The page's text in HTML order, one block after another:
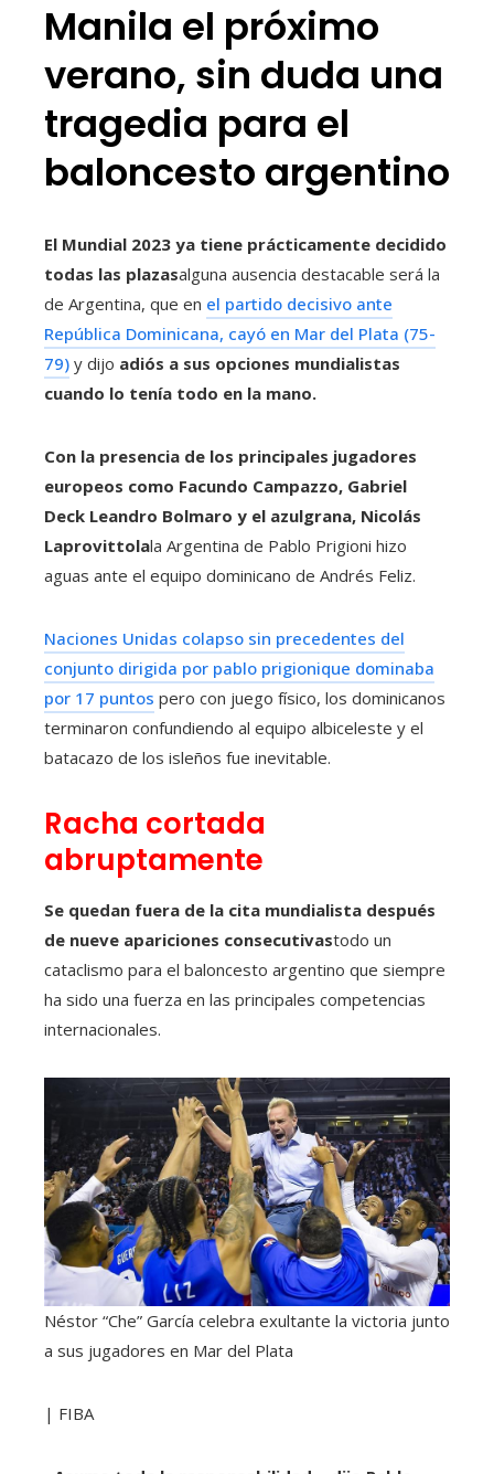
Manila el próximo
verano, sin duda una
tragedia para el
baloncesto argentino
El Mundial 2023 ya tiene prácticamente decidido
todas las plazasalguna ausencia destacable será la
de Argentina, que en el partido decisivo ante
República Dominicana, cayó en Mar del Plata (75-
79) y dijo adiós a sus opciones mundialistas
cuando lo tenía todo en la mano.
Con la presencia de los principales jugadores
europeos como Facundo Campazzo, Gabriel
Deck Leandro Bolmaro y el azulgrana, Nicolás
Laprovittolala Argentina de Pablo Prigioni hizo
aguas ante el equipo dominicano de Andrés Feliz.
Naciones Unidas colapso sin precedentes del
conjunto dirigida por pablo prigionique dominaba
por 17 puntos pero con juego físico, los dominicanos
terminaron confundiendo al equipo albiceleste y el
batacazo de los isleños fue inevitable.
Racha cortada
abruptamente
Se quedan fuera de la cita mundialista después
de nueve apariciones consecutivastodo un
cataclismo para el baloncesto argentino que siempre
ha sido una fuerza en las principales competencias
internacionales.
Néstor “Che” García celebra exultante la victoria junto
a sus jugadores en Mar del Plata
| FIBA